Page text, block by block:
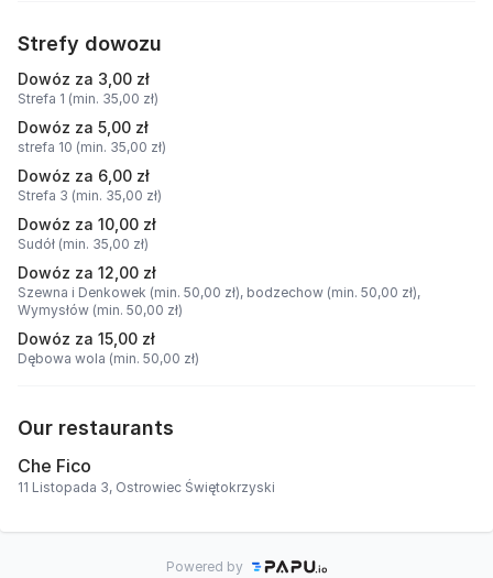
Strefy dowozu
Dowóz za 3,00 zł
Strefa 1 (min. 35,00 zł)
Dowóz za 5,00 zł
strefa 10 (min. 35,00 zł)
Dowóz za 6,00 zł
Strefa 3 (min. 35,00 zł)
Dowóz za 10,00 zł
Sudół (min. 35,00 zł)
Dowóz za 12,00 zł
Szewna i Denkowek (min. 50,00 zł), bodzechow (min. 50,00 zł),
Wymysłów (min. 50,00 zł)
Dowóz za 15,00 zł
Dębowa wola (min. 50,00 zł)
Our restaurants
Che Fico
11 Listopada 3, Ostrowiec Świętokrzyski
Powered by